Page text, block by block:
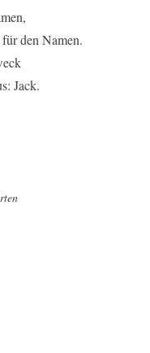
den Namen.
Jack.